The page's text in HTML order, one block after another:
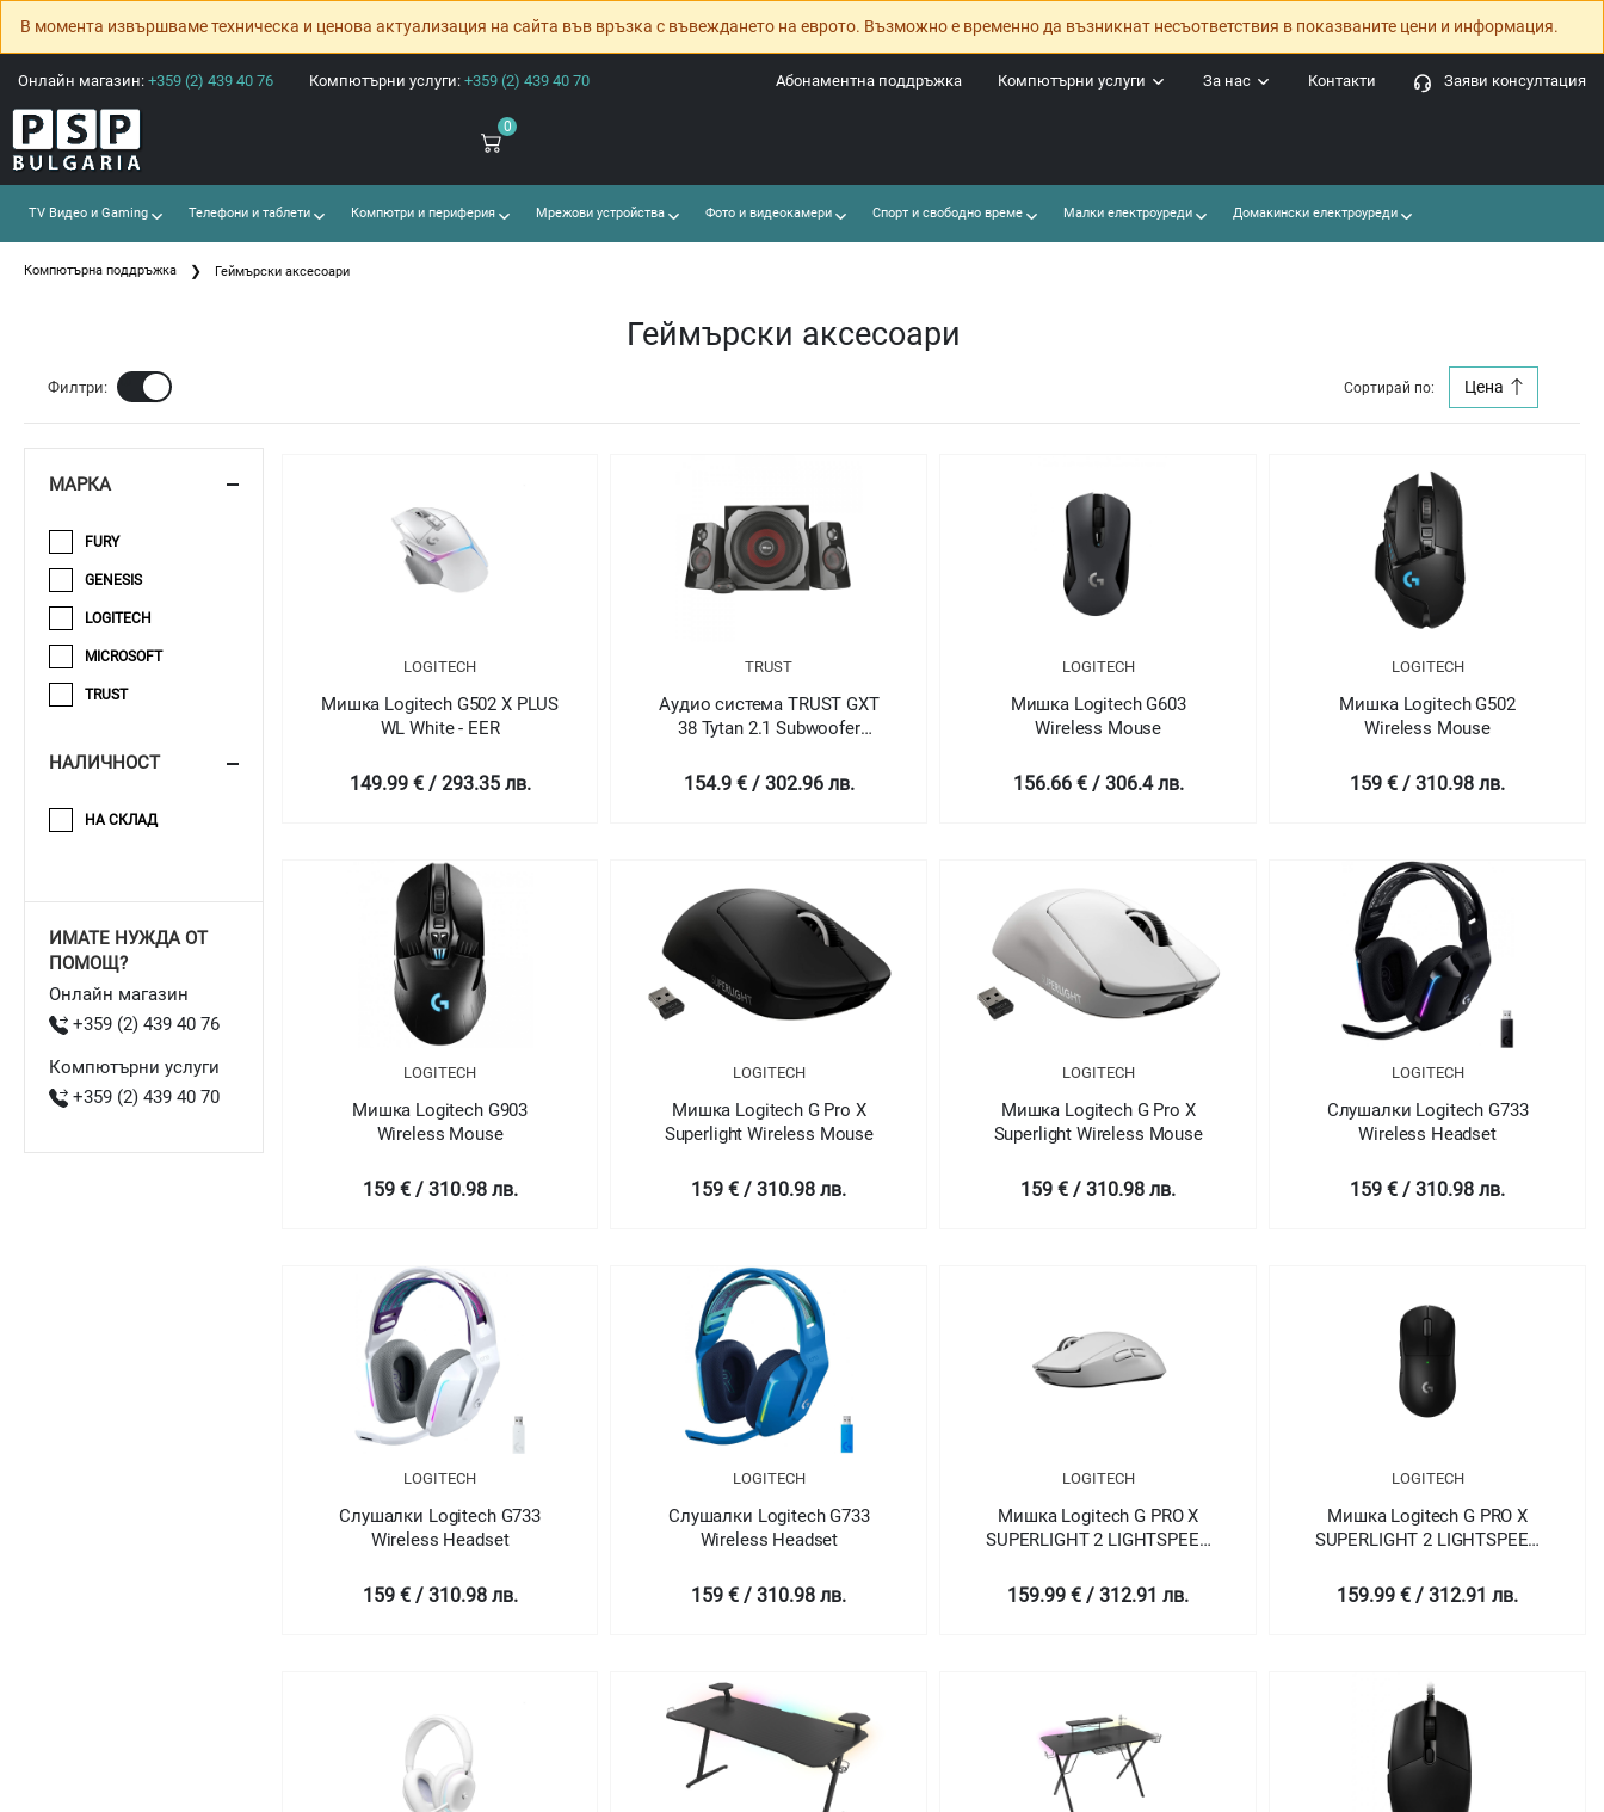
В момента извършваме техническа и ценова актуализация на сайта във връзка с въвеждането на еврото. Възможно е временно да възникнат несъответствия в показваните цени и информация.
Онлайн магазин: +359 (2) 439 40 76 Компютърни услуги: +359 (2) 439 40 70 Заяви консултация
Контакти
За нас
Компютърни услуги
Абонаментна поддръжка
0
TV Видео и Gaming Телефони и таблети Компютри и периферия Мрежови устройства Фото и видеокамери Спорт и свободно време Малки електроуреди Домакински електроуреди
Компютърна поддръжка Геймърски аксесоари
Геймърски аксесоари
Филтри: Ф Сортирай по: Цена
LOGITECH
Мишка Logitech G502 X PLUS
WL White - EER
149.99 € / 293.35 лв.
TRUST
Аудио система TRUST GXT
38 Tytan 2.1 Subwoofer
154.9 € / 302.96 лв.
LOGITECH
Мишка Logitech G603
Wireless Mouse
156.66 € / 306.4 лв.
LOGITECH
Мишка Logitech G502
Wireless Mouse
159 € / 310.98 лв.
LOGITECH
Мишка Logitech G903
Wireless Mouse
159 € / 310.98 лв.
LOGITECH
Мишка Logitech G Pro X
Superlight Wireless Mouse
159 € / 310.98 лв.
LOGITECH
Мишка Logitech G Pro X
Superlight Wireless Mouse
159 € / 310.98 лв.
LOGITECH
Слушалки Logitech G733
Wireless Headset
159 € / 310.98 лв.
LOGITECH
Слушалки Logitech G733
Wireless Headset
159 € / 310.98 лв.
LOGITECH
Слушалки Logitech G733
Wireless Headset
159 € / 310.98 лв.
LOGITECH
Мишка Logitech G PRO X
SUPERLIGHT 2 LIGHTSPEED
2.4GHZ - N/A - EER2-933 -
159.99 € / 312.91 лв.
LOGITECH
Мишка Logitech G PRO X
SUPERLIGHT 2 LIGHTSPEED
2.4GHZ - N/A - EER2-933 -
159.99 € / 312.91 лв.
МАРКА
FURY
GENESIS
LOGITECH
MICROSOFT
TRUST
НАЛИЧНОСТ
НА СКЛАД
ИМАТЕ НУЖДА ОТ
ПОМОЩ?
Онлайн магазин
+359 (2) 439 40 76
Компютърни услуги
+359 (2) 439 40 70